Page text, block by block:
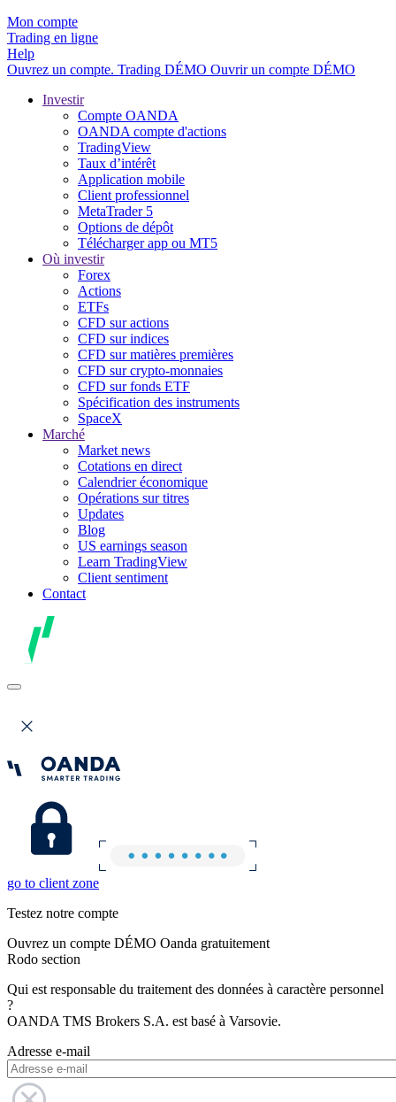
Mon compte
Trading en ligne
Help
Ouvrez un compte. Trading DÉMO Ouvrir un compte DÉMO
Investir
Compte OANDA
OANDA compte d'actions
TradingView
Taux d’intérêt
Application mobile
Client professionnel
MetaTrader 5
Options de dépôt
Télécharger app ou MT5
Où investir
Forex
Actions
ETFs
CFD sur actions
CFD sur indices
CFD sur matières premières
CFD sur crypto-monnaies
CFD sur fonds ETF
Spécification des instruments
SpaceX
Marché
Market news
Cotations en direct
Calendrier économique
Opérations sur titres
Updates
Blog
US earnings season
Learn TradingView
Client sentiment
Contact
go to client zone
Testez notre compte
Ouvrez un compte DÉMO Oanda gratuitement
Rodo section
Qui est responsable du traitement des données à caractère personnel
?
OANDA TMS Brokers S.A. est basé à Varsovie.
Adresse e-mail